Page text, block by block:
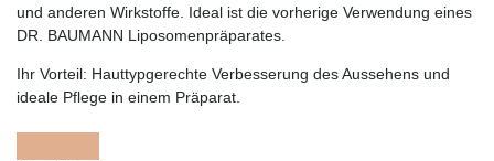
und anderen Wirkstoffe. Ideal ist die vorherige Verwendung eines
DR. BAUMANN Liposomenpräparates.
Ihr Vorteil: Hauttypgerechte Verbesserung des Aussehens und
ideale Pflege in einem Präparat.